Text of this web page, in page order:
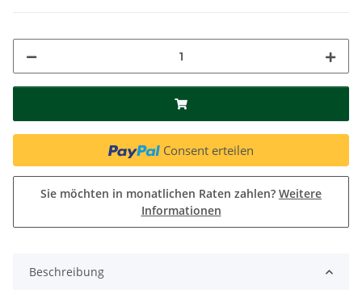
Consent erteilen
Sie möchten in monatlichen Raten zahlen? Weitere
Informationen
Beschreibung